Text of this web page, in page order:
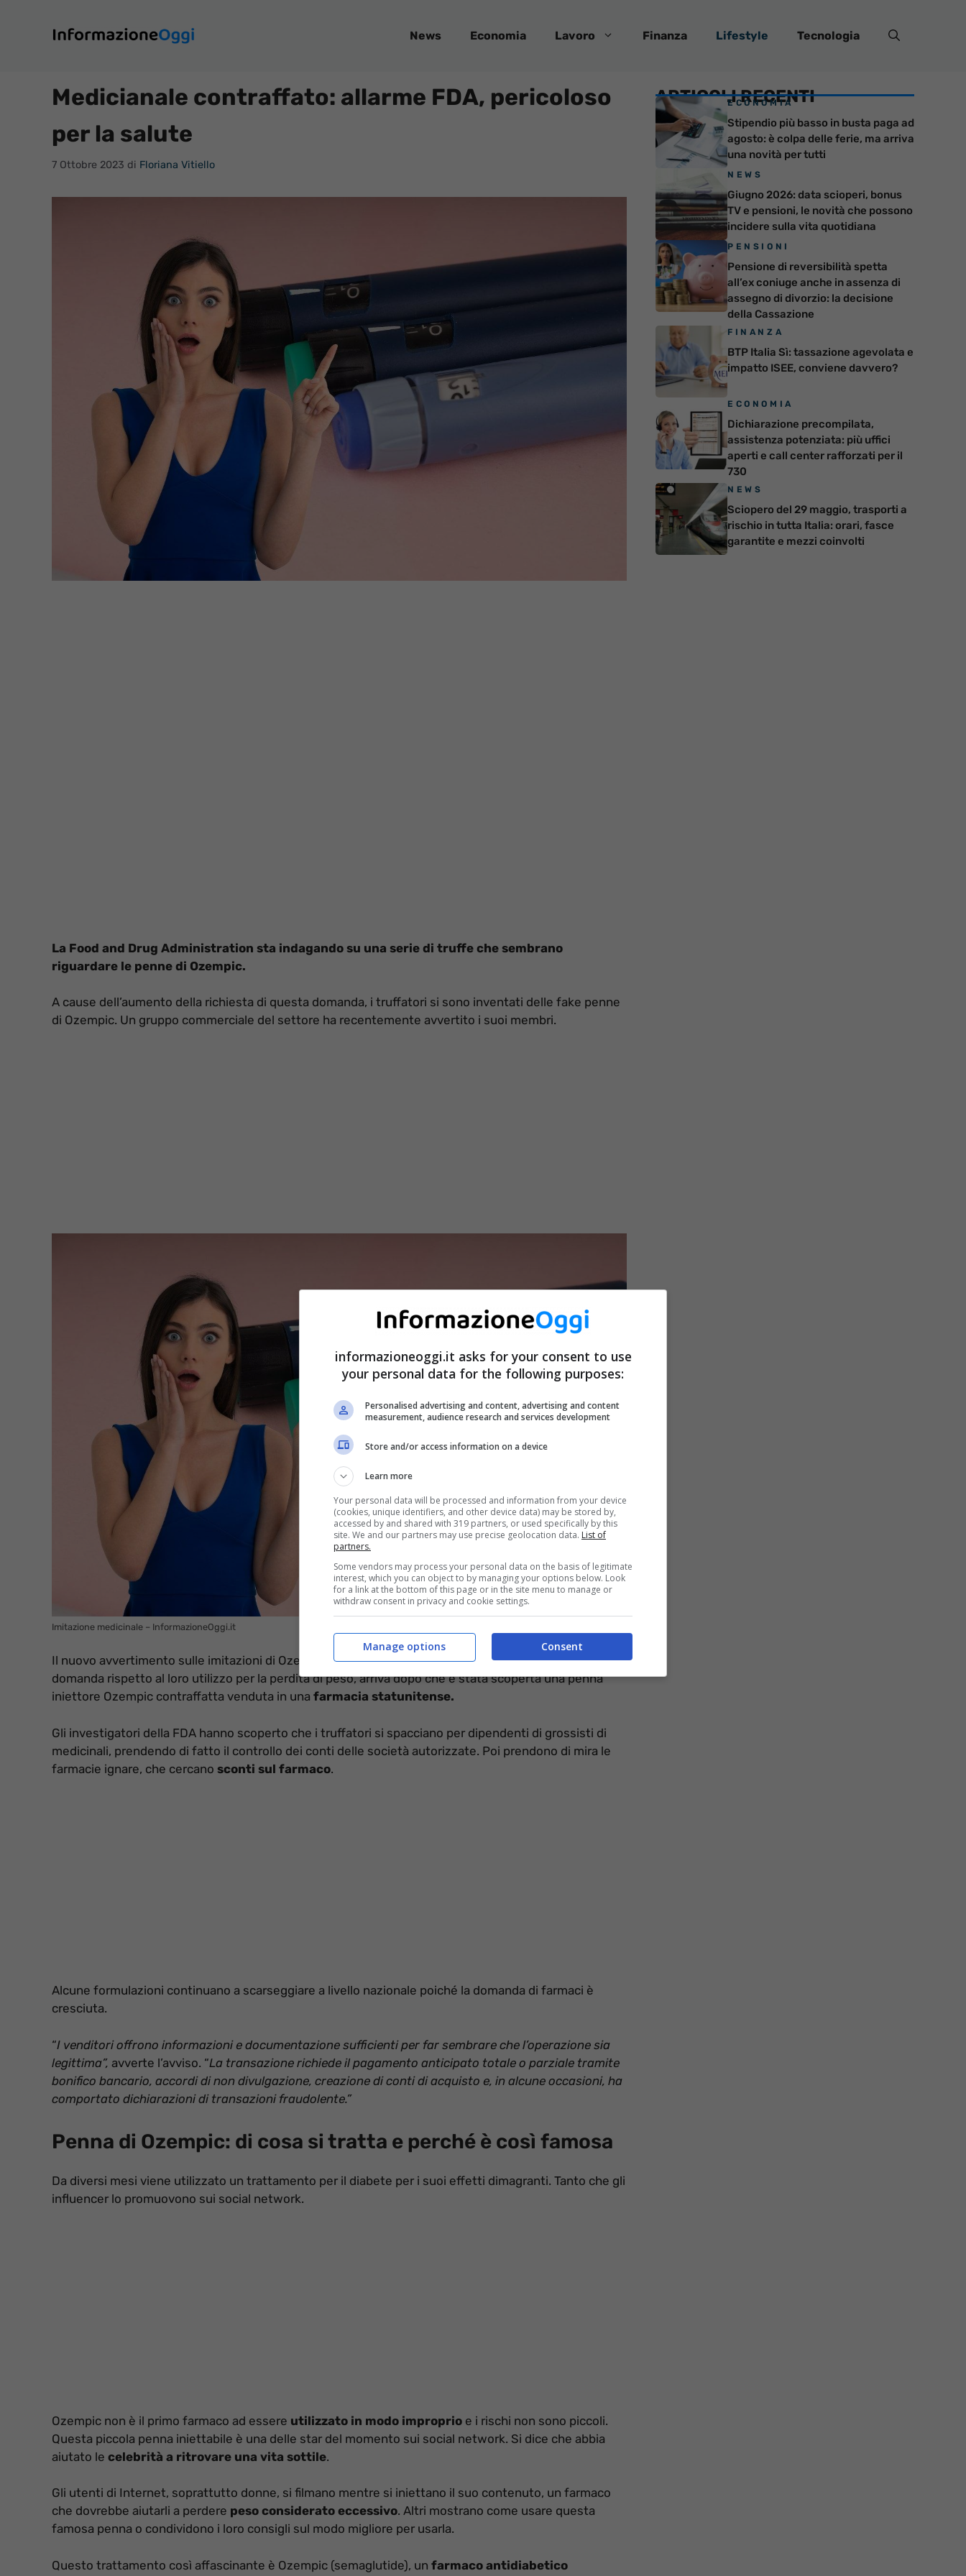
contenuto
News Economia Lavoro Finanza Lifestyle Tecnologia
Medicianale contraffato: allarme FDA, pericoloso
per la salute
7 Ottobre 2023 di Floriana Vitiello
La Food and Drug Administration sta indagando su una serie di truffe che sembrano
riguardare le penne di Ozempic.
A cause dell’aumento della richiesta di questa domanda, i truffatori si sono inventati delle fake penne
di Ozempic. Un gruppo commerciale del settore ha recentemente avvertito i suoi membri.
Imitazione medicinale – InformazioneOggi.it
Il nuovo avvertimento sulle imitazioni di Ozempic e farmaci simili, che hanno visto aumentare la
domanda rispetto al loro utilizzo per la perdita di peso, arriva dopo che è stata scoperta una penna
iniettore Ozempic contraffatta venduta in una farmacia statunitense.
Gli investigatori della FDA hanno scoperto che i truffatori si spacciano per dipendenti di grossisti di
medicinali, prendendo di fatto il controllo dei conti delle società autorizzate. Poi prendono di mira le
farmacie ignare, che cercano sconti sul farmaco.
Alcune formulazioni continuano a scarseggiare a livello nazionale poiché la domanda di farmaci è
cresciuta.
“I venditori offrono informazioni e documentazione sufficienti per far sembrare che l’operazione sia
legittima”, avverte l’avviso. “La transazione richiede il pagamento anticipato totale o parziale tramite
bonifico bancario, accordi di non divulgazione, creazione di conti di acquisto e, in alcune occasioni, ha
comportato dichiarazioni di transazioni fraudolente.”
Penna di Ozempic: di cosa si tratta e perché è così famosa
Da diversi mesi viene utilizzato un trattamento per il diabete per i suoi effetti dimagranti. Tanto che gli
influencer lo promuovono sui social network.
Ozempic non è il primo farmaco ad essere utilizzato in modo improprio e i rischi non sono piccoli.
Questa piccola penna iniettabile è una delle star del momento sui social network. Si dice che abbia
aiutato le celebrità a ritrovare una vita sottile.
Gli utenti di Internet, soprattutto donne, si filmano mentre si iniettano il suo contenuto, un farmaco
che dovrebbe aiutarli a perdere peso considerato eccessivo. Altri mostrano come usare questa
famosa penna o condividono i loro consigli sul modo migliore per usarla.
Questo trattamento così affascinante è Ozempic (semaglutide), un farmaco antidiabetico
ARTICOLI RECENTI
ECONOMIA
Stipendio più basso in busta paga ad
agosto: è colpa delle ferie, ma arriva
una novità per tutti
NEWS
Giugno 2026: data scioperi, bonus
TV e pensioni, le novità che possono
incidere sulla vita quotidiana
PENSIONI
Pensione di reversibilità spetta
all’ex coniuge anche in assenza di
assegno di divorzio: la decisione
della Cassazione
FINANZA
BTP Italia Sì: tassazione agevolata e
impatto ISEE, conviene davvero?
ECONOMIA
Dichiarazione precompilata,
assistenza potenziata: più uffici
aperti e call center rafforzati per il
730
NEWS
Sciopero del 29 maggio, trasporti a
rischio in tutta Italia: orari, fasce
garantite e mezzi coinvolti
informazioneoggi.it asks for your consent to use
your personal data for the following purposes:
Personalised advertising and content, advertising and content
measurement, audience research and services development
Store and/or access information on a device
Learn more
Your personal data will be processed and information from your device
(cookies, unique identifiers, and other device data) may be stored by,
accessed by and shared with 319 partners, or used specifically by this
site. We and our partners may use precise geolocation data. List of
partners.
Some vendors may process your personal data on the basis of legitimate
interest, which you can object to by managing your options below. Look
for a link at the bottom of this page or in the site menu to manage or
withdraw consent in privacy and cookie settings.
Consent
Manage options